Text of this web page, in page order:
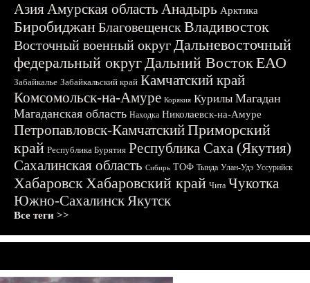
АзияАмурская область Анадырь Арктика
БиробиджанБлаговещенскВладивосток
Восточный военный округДальневосточный
федеральный округДальний ВостокЕАО
Забайкалье Забайкальский край Камчатский край
Комсомольск-на-Амуре Корякия Курилы Магадан
Магаданская область Находка Николаевск-на-Амуре
Петропавловск-КамчатскийПриморский
край Республика Бурятия Республика Саха (Якутия)
Сахалинская область Сибирь ТОФ Тында Улан-Удэ Уссурийск
ХабаровскХабаровский край Чита Чукотка
Южно-СахалинскЯкутск
Все теги >>